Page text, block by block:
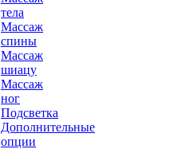
тела
Массаж
спины
Массаж
шиацу
Массаж
ног
Подсветка
Дополнительные
опции